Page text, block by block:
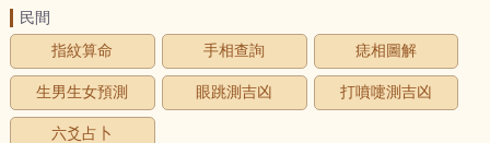
民間
指紋算命
手相查詢 痣相圖解
生男生女預測 眼跳測吉凶 打噴嚏測吉凶
六爻占卜